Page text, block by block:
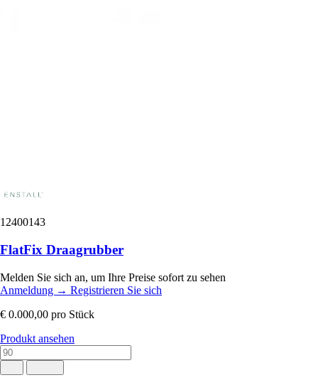
12400143
FlatFix Draagrubber
Melden Sie sich an, um Ihre Preise sofort zu sehen
Anmeldung → Registrieren Sie sich
€ 0.000,00 pro Stück
Produkt ansehen